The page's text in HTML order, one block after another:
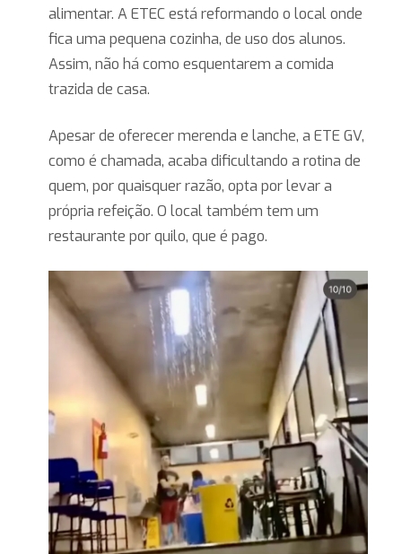
alimentar. A ETEC está reformando o local onde
fica uma pequena cozinha, de uso dos alunos.
Assim, não há como esquentarem a comida
trazida de casa.
Apesar de oferecer merenda e lanche, a ETE GV,
como é chamada, acaba dificultando a rotina de
quem, por quaisquer razão, opta por levar a
própria refeição. O local também tem um
restaurante por quilo, que é pago.